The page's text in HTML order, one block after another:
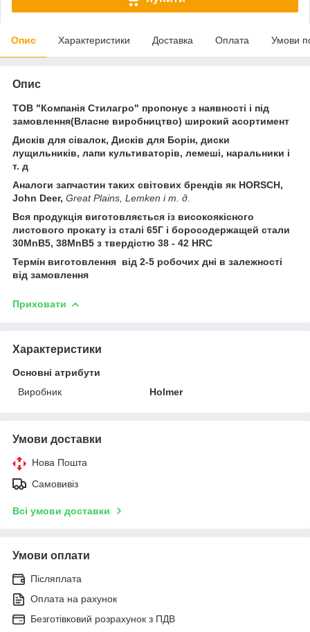
Опис Характеристики Доставка Оплата Умови
Опис
ТОВ "Компанія Стилагро" пропонує з наявності і під
замовлення(Власне виробництво) широкий асортимент
Дисків для сівалок, Дисків для Борін, диски
лущильників, лапи культиваторів, лемеші, наральники і
т. д
Аналоги запчастин таких світових брендів як HORSCH,
John Deer, Great Plains, Lemken і т. д.
Вся продукція виготовляється із високоякісного
листового прокату із сталі 65Г і боросодержащей стали
30MnB5, 38MnB5 з твердістю 38 - 42 HRC
Термін виготовлення від 2-5 робочих дні в залежності
від замовлення
Приховати
Характеристики
Основні атрибути
Виробник
Holmer
Умови доставки
Нова Пошта
Самовивіз
Всі умови доставки
Умови оплати
Післяплата
Оплата на рахунок
Безготівковий розрахунок з ПДВ